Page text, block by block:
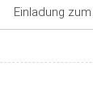
Einladung